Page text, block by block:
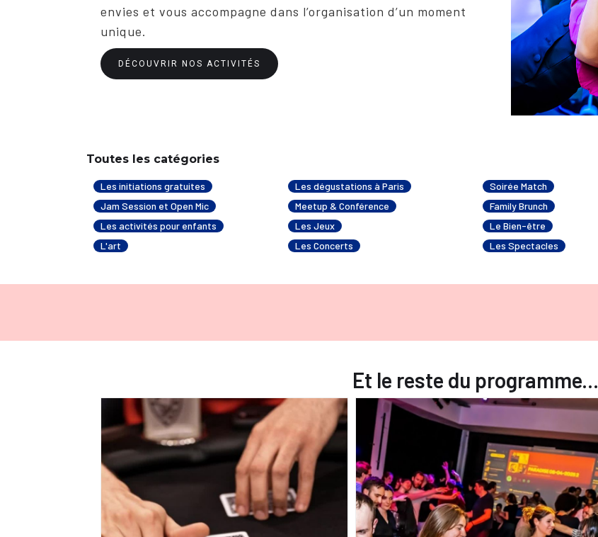
envies et vous accompagne dans l’organisation d’un moment
unique.
DÉCOUVRIR NOS ACTIVITÉS
Toutes les catégories
Les initiations gratuites Les dégustations à Paris Soirée Match
Jam Session et Open Mic
Meetup & Conférence Family Brunch
Les activités pour enfants
Les Jeux Le Bien-être
L'art
Les Concerts Les Spectacles
Et le reste du programme...